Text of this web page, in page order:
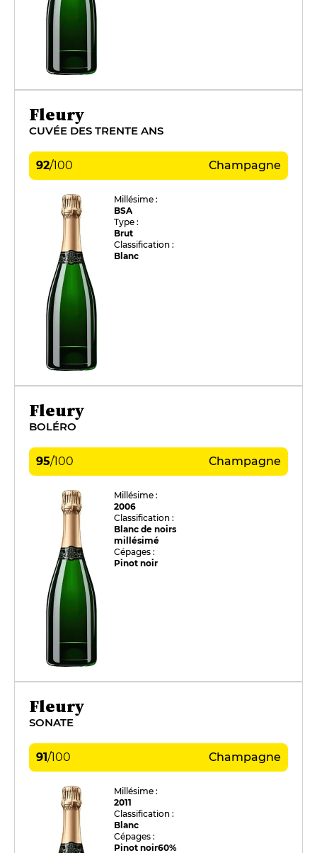
Fleury
CUVÉE DES TRENTE ANS
92/100 Champagne
Millésime :
BSA
Type :
Brut
Classification :
Blanc
Fleury
BOLÉRO
95/100 Champagne
Millésime :
2006
Classification :
Blanc de noirs
millésimé
Cépages :
Pinot noir
Fleury
SONATE
91/100 Champagne
Millésime :
2011
Classification :
Blanc
Cépages :
Pinot noir60%